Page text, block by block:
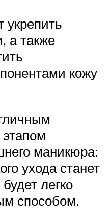
укрепить
а также
кожу
маникюра:
ухода станет
легко
способом.